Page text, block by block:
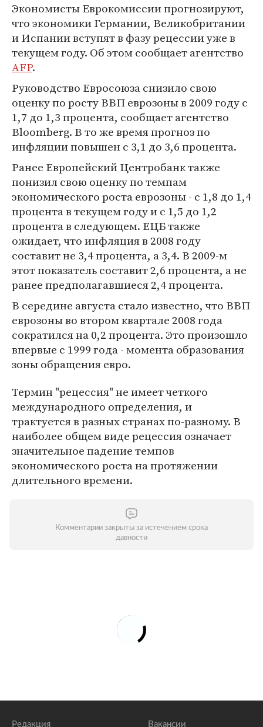
Экономисты Еврокомиссии прогнозируют,
что экономики Германии, Великобритании
и Испании вступят в фазу рецессии уже в
текущем году. Об этом сообщает агентство
AFP.
Руководство Евросоюза снизило свою
оценку по росту ВВП еврозоны в 2009 году с
1,7 до 1,3 процента, сообщает агентство
Bloomberg. В то же время прогноз по
инфляции повышен с 3,1 до 3,6 процента.
Ранее Европейский Центробанк также
понизил свою оценку по темпам
экономического роста еврозоны - с 1,8 до 1,4
процента в текущем году и с 1,5 до 1,2
процента в следующем. ЕЦБ также
ожидает, что инфляция в 2008 году
составит не 3,4 процента, а 3,4. В 2009-м
этот показатель составит 2,6 процента, а не
ранее предполагавшиеся 2,4 процента.
В середине августа стало известно, что ВВП
еврозоны во втором квартале 2008 года
сократился на 0,2 процента. Это произошло
впервые с 1999 года - момента образования
зоны обращения евро.
Термин "рецессия" не имеет четкого
международного определения, и
трактуется в разных странах по-разному. В
наиболее общем виде рецессия означает
значительное падение темпов
экономического роста на протяжении
длительного времени.
Комментарии закрыты за истечением срока
давности
Редакция Вакансии